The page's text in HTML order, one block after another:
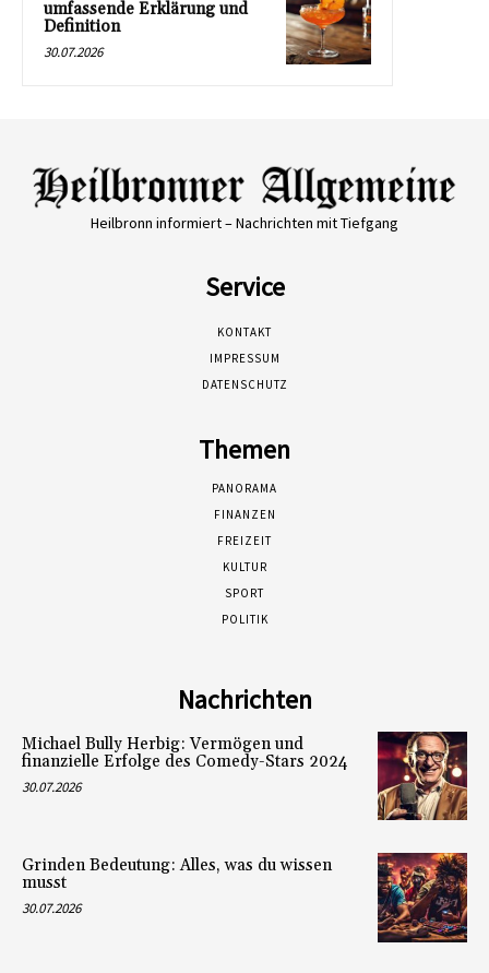
umfassende Erklärung und
Definition
30.07.2026
Heilbronn informiert – Nachrichten mit Tiefgang
Service
KONTAKT
IMPRESSUM
DATENSCHUTZ
Themen
PANORAMA
FINANZEN
FREIZEIT
KULTUR
SPORT
POLITIK
Nachrichten
Michael Bully Herbig: Vermögen und
finanzielle Erfolge des Comedy-Stars 2024
30.07.2026
Grinden Bedeutung: Alles, was du wissen
musst
30.07.2026